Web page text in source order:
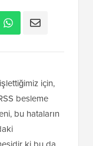
için,
besleme
bu hataların